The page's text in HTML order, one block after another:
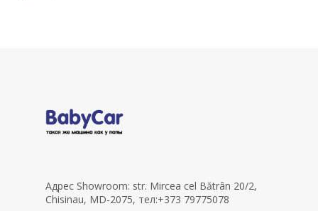
Адрес Showroom: str. Mircea cel Bătrân 20/2,
Chisinau, MD-2075, тел:+373 79775078